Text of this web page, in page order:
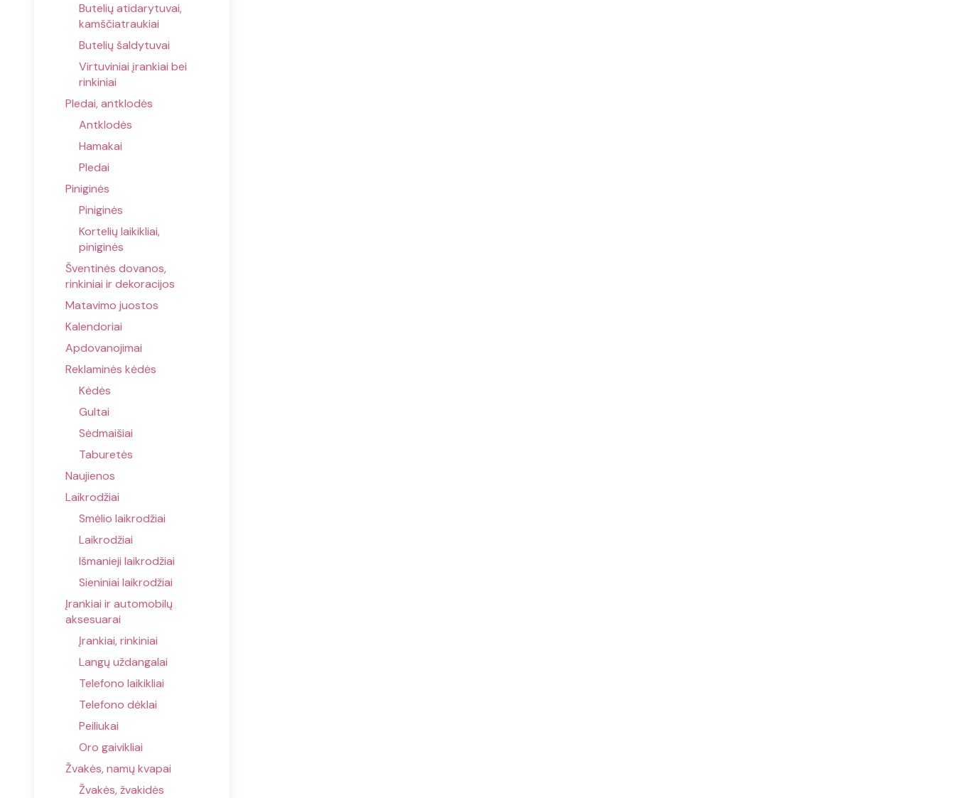
Butelių atidarytuvai,
kamščiatraukiai
Butelių šaldytuvai
Virtuviniai įrankiai bei
rinkiniai
Pledai, antklodės
Antklodės
Hamakai
Pledai
Piniginės
Piniginės
Kortelių laikikliai,
piniginės
Šventinės dovanos,
rinkiniai ir dekoracijos
Matavimo juostos
Kalendoriai
Apdovanojimai
Reklaminės kėdės
Kėdės
Gultai
Sėdmaišiai
Taburetės
Naujienos
Laikrodžiai
Smėlio laikrodžiai
Laikrodžiai
Išmanieji laikrodžiai
Sieniniai laikrodžiai
Įrankiai ir automobilų
aksesuarai
Įrankiai, rinkiniai
Langų uždangalai
Telefono laikikliai
Telefono dėklai
Peiliukai
Oro gaivikliai
Žvakės, namų kvapai
Žvakės, žvakidės